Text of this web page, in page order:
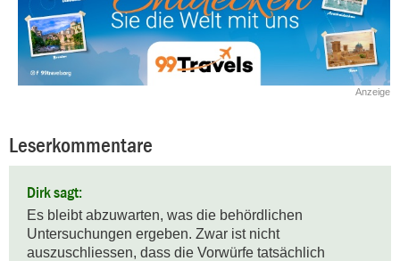
Anzeige
Leserkommentare
Dirk sagt:
Es bleibt abzuwarten, was die behördlichen
Untersuchungen ergeben. Zwar ist nicht
auszuschliessen, dass die Vorwürfe tatsächlich